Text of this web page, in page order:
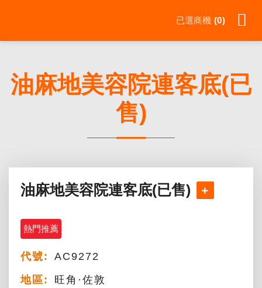
已選商機 0
油麻地美容院連客底(已
售)
油麻地美容院連客底(已售)
熱門推薦
代號:
AC9272
地區:
旺角·佐敦